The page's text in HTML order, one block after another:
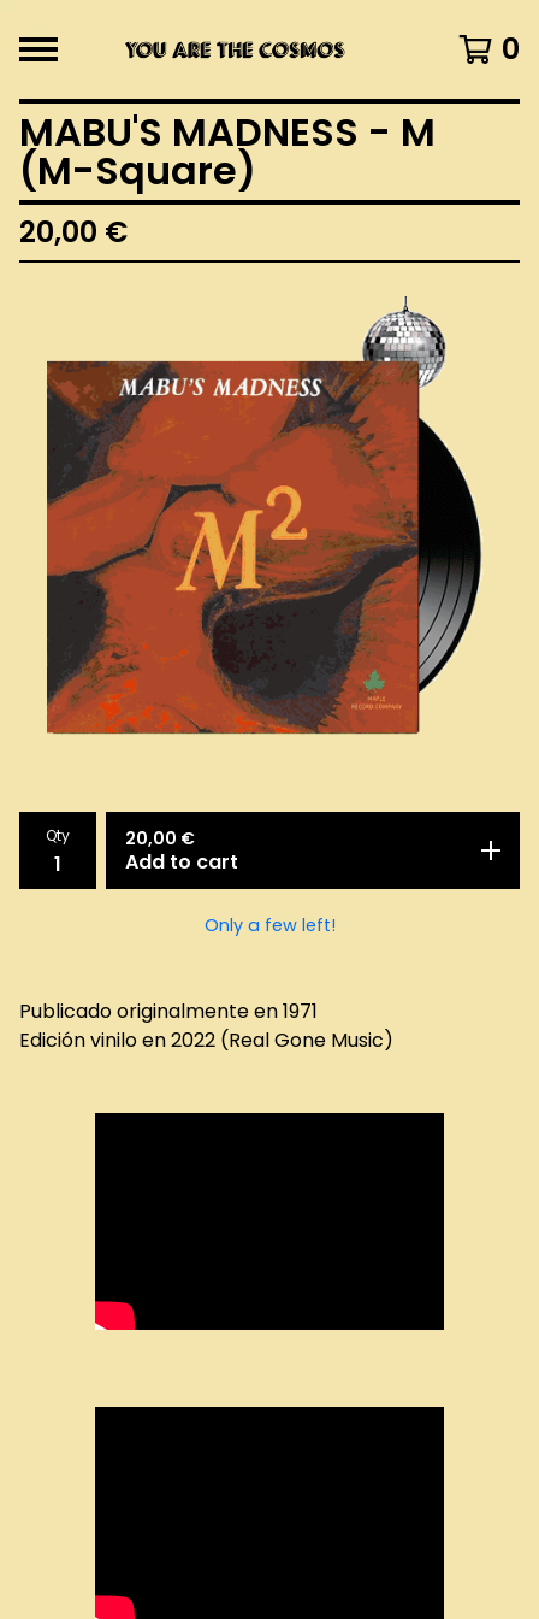
0
MABU'S MADNESS - M
(M-Square)
20,00 €
Qty 20,00 €
Add to cart
Only a few left!
Publicado originalmente en 1971
Edición vinilo en 2022 (Real Gone Music)